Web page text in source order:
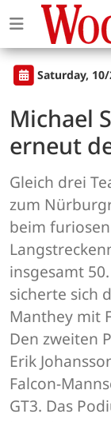
Saturday,
Michael
erneut
Gleich drei
zum
beim
insgesamt
sicherte sich
Manthey mit
Den zweiten
Erik
Falcon-
GT3. Das